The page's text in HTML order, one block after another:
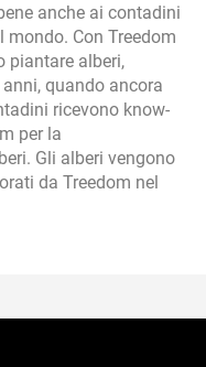
anche ai contadini
Con Treedom
piantare alberi,
quando ancora
ricevono know-
per la
Gli alberi vengono
da Treedom nel